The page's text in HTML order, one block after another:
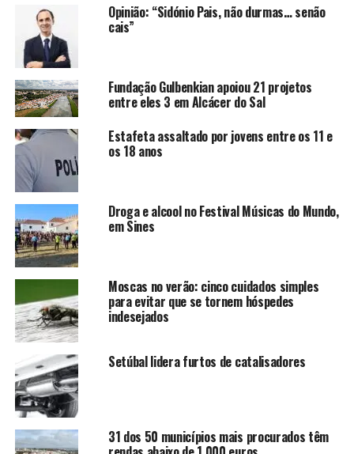
Opinião: “Sidónio Pais, não durmas… senão
cais”
Fundação Gulbenkian apoiou 21 projetos
entre eles 3 em Alcácer do Sal
Estafeta assaltado por jovens entre os 11 e
os 18 anos
Droga e alcool no Festival Músicas do Mundo,
em Sines
Moscas no verão: cinco cuidados simples
para evitar que se tornem hóspedes
indesejados
Setúbal lidera furtos de catalisadores
31 dos 50 municípios mais procurados têm